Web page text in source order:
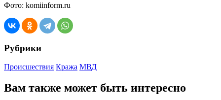
Фото: komiinform.ru
Рубрики
Происшествия Кража МВД
Вам также может быть интересно